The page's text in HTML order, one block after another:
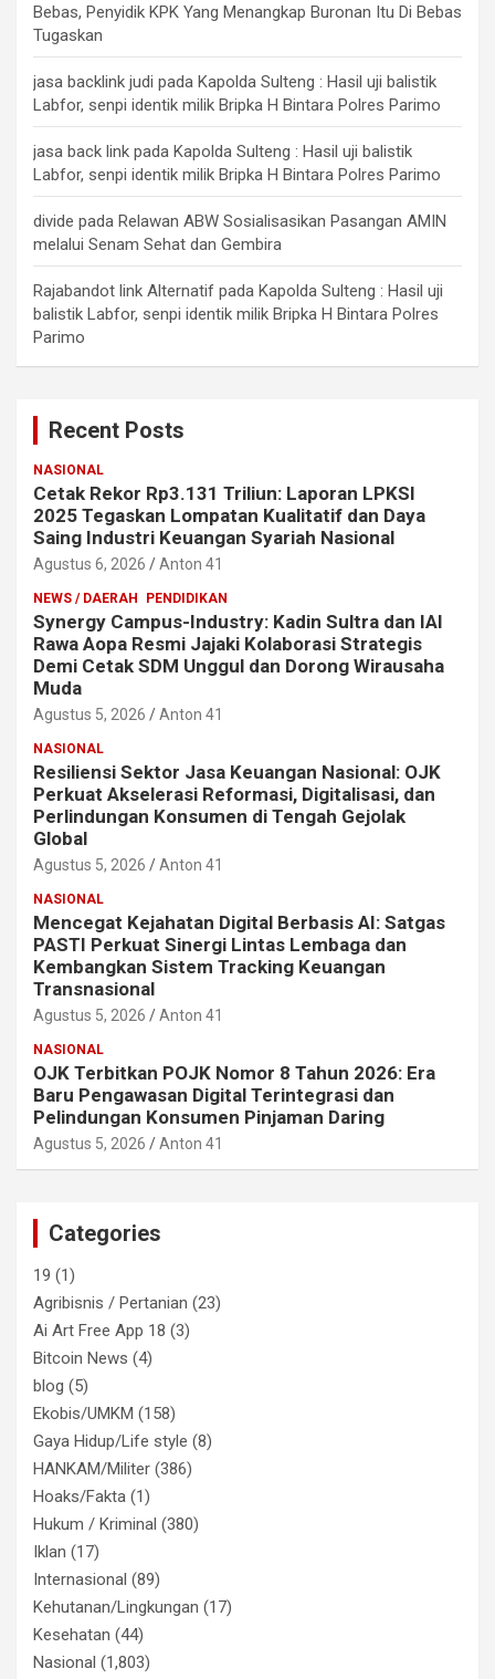
Bebas, Penyidik KPK Yang Menangkap Buronan Itu Di Bebas
Tugaskan
jasa backlink judi pada Kapolda Sulteng : Hasil uji balistik
Labfor, senpi identik milik Bripka H Bintara Polres Parimo
jasa back link pada Kapolda Sulteng : Hasil uji balistik
Labfor, senpi identik milik Bripka H Bintara Polres Parimo
divide pada Relawan ABW Sosialisasikan Pasangan AMIN
melalui Senam Sehat dan Gembira
Rajabandot link Alternatif pada Kapolda Sulteng : Hasil uji
balistik Labfor, senpi identik milik Bripka H Bintara Polres
Parimo
Recent Posts
NASIONAL
Cetak Rekor Rp3.131 Triliun: Laporan LPKSI
2025 Tegaskan Lompatan Kualitatif dan Daya
Saing Industri Keuangan Syariah Nasional
Agustus 6, 2026 Anton 41
NEWS / DAERAH PENDIDIKAN
Synergy Campus-Industry: Kadin Sultra dan IAI
Rawa Aopa Resmi Jajaki Kolaborasi Strategis
Demi Cetak SDM Unggul dan Dorong Wirausaha
Muda
Agustus 5, 2026 Anton 41
NASIONAL
Resiliensi Sektor Jasa Keuangan Nasional: OJK
Perkuat Akselerasi Reformasi, Digitalisasi, dan
Perlindungan Konsumen di Tengah Gejolak
Global
Agustus 5, 2026 Anton 41
NASIONAL
Mencegat Kejahatan Digital Berbasis AI: Satgas
PASTI Perkuat Sinergi Lintas Lembaga dan
Kembangkan Sistem Tracking Keuangan
Transnasional
Agustus 5, 2026 Anton 41
NASIONAL
OJK Terbitkan POJK Nomor 8 Tahun 2026: Era
Baru Pengawasan Digital Terintegrasi dan
Pelindungan Konsumen Pinjaman Daring
Agustus 5, 2026 Anton 41
Categories
19 (1)
Agribisnis / Pertanian (23)
Ai Art Free App 18 (3)
Bitcoin News (4)
blog (5)
Ekobis/UMKM (158)
Gaya Hidup/Life style (8)
HANKAM/Militer (386)
Hoaks/Fakta (1)
Hukum / Kriminal (380)
Iklan (17)
Internasional (89)
Kehutanan/Lingkungan (17)
Kesehatan (44)
Nasional (1,803)